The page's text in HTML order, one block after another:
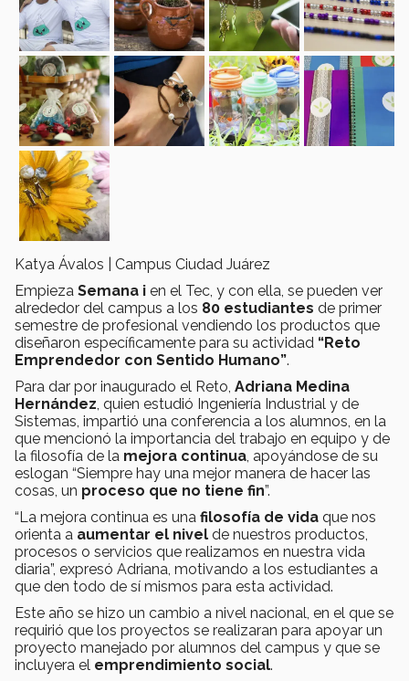
Katya Ávalos | Campus Ciudad Juárez
Empieza Semana i en el Tec, y con ella, se pueden ver
alrededor del campus a los 80 estudiantes de primer
semestre de profesional vendiendo los productos que
diseñaron específicamente para su actividad “Reto
Emprendedor con Sentido Humano”.
Para dar por inaugurado el Reto, Adriana Medina
Hernández , quien estudió Ingeniería Industrial y de
Sistemas, impartió una conferencia a los alumnos, en la
que mencionó la importancia del trabajo en equipo y de
la filosofía de la mejora continua , apoyándose de su
eslogan “Siempre hay una mejor manera de hacer las
cosas, un proceso que no tiene fin”.
“La mejora continua es una filosofía de vida que nos
orienta a aumentar el nivel de nuestros productos,
procesos o servicios que realizamos en nuestra vida
diaria”, expresó Adriana, motivando a los estudiantes a
que den todo de sí mismos para esta actividad.
Este año se hizo un cambio a nivel nacional, en el que se
requirió que los proyectos se realizaran para apoyar un
proyecto manejado por alumnos del campus y que se
incluyera el emprendimiento social.